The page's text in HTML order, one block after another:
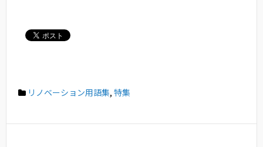
リノベーション用語集, 特集